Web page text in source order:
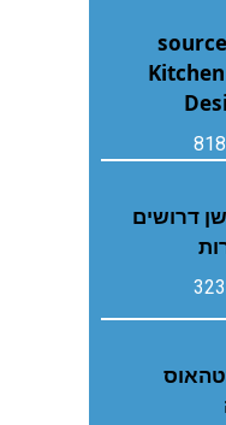
דרושים